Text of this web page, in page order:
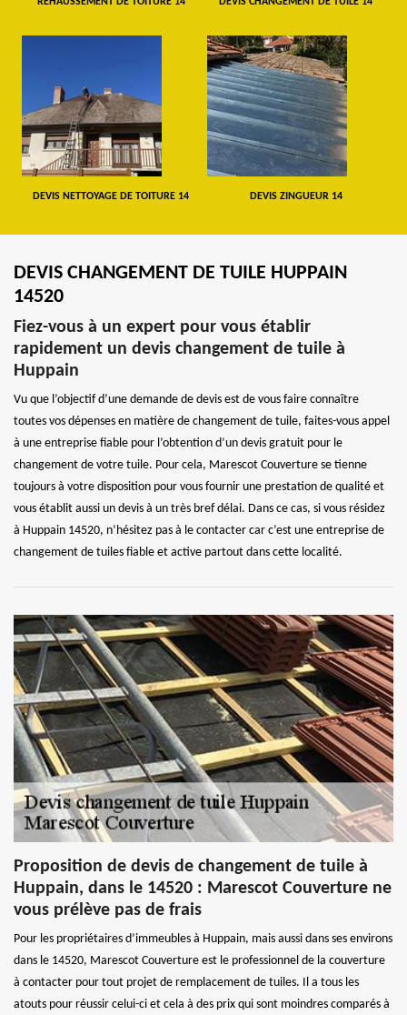
DEVIS NETTOYAGE DE TOITURE 14 DEVIS ZINGUEUR 14
DEVIS CHANGEMENT DE TUILE HUPPAIN
14520
Fiez-vous à un expert pour vous établir
rapidement un devis changement de tuile à
Huppain
Vu que l’objectif d’une demande de devis est de vous faire connaître
toutes vos dépenses en matière de changement de tuile, faites-vous appel
à une entreprise fiable pour l’obtention d’un devis gratuit pour le
changement de votre tuile. Pour cela, Marescot Couverture se tienne
toujours à votre disposition pour vous fournir une prestation de qualité et
vous établit aussi un devis à un très bref délai. Dans ce cas, si vous résidez
à Huppain 14520, n’hésitez pas à le contacter car c’est une entreprise de
changement de tuiles fiable et active partout dans cette localité.
Proposition de devis de changement de tuile à
Huppain, dans le 14520 : Marescot Couverture ne
vous prélève pas de frais
Pour les propriétaires d’immeubles à Huppain, mais aussi dans ses environs
dans le 14520, Marescot Couverture est le professionnel de la couverture
à contacter pour tout projet de remplacement de tuiles. Il a tous les
atouts pour réussir celui-ci et cela à des prix qui sont moindres comparés à